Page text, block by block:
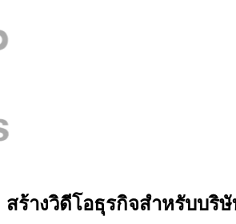
สร้างวิดีโอธุรกิจสำหรับบริ